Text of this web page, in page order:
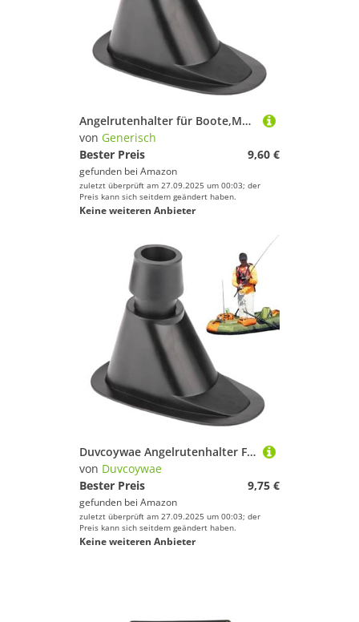
Angelrutenhalter für Boote,Montagehalter für Angelruten | Universalmontagesatz Mit Doppeldurchmesser Für Kanus Ruderboote Kajaks Pontons Und Schlauchboote
von Generisch
Bester Preis
9,60 €
gefunden bei Amazon
zuletzt überprüft am 27.09.2025 um 00:03; der
Preis kann sich seitdem geändert haben.
Keine weiteren Anbieter
Duvcoywae Angelrutenhalter Für Boote - Montagehalter für Angelruten - Doppeldurchmesser Montagesatz zur Aufbewahrung für Schlauchboote Pontons Seekajaks Kanu und Ruderboote
von Duvcoywae
Bester Preis
9,75 €
gefunden bei Amazon
zuletzt überprüft am 27.09.2025 um 00:03; der
Preis kann sich seitdem geändert haben.
Keine weiteren Anbieter